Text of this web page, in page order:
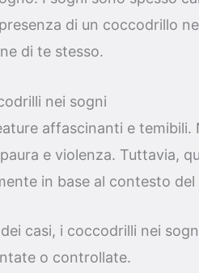
di un coccodrillo
di te stesso.
nei sogni
affascinanti e temibili.
e violenza. Tuttavia,
in base al contesto
casi, i coccodrilli nei
o controllate.